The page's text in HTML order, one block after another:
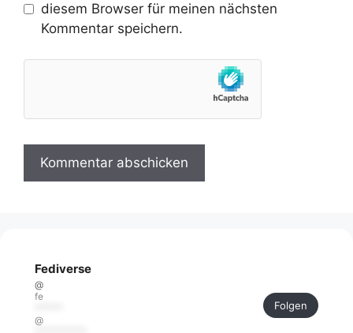
diesem Browser für meinen nächsten
Kommentar speichern.
Fediverse
@
fe
@
Folgen